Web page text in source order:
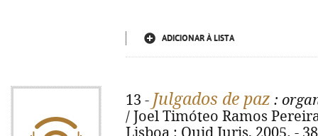
ADICIONAR À LISTA
13 - Julgados de paz :
/ Joel Timóteo Ramos